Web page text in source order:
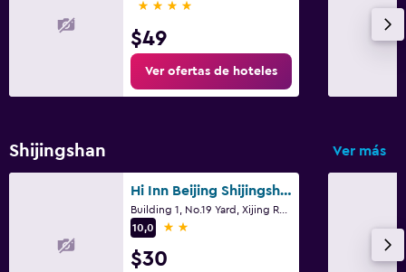
4 estrellas
$49
Ver ofertas de hoteles
Shijingshan Ver más
Hi Inn Beijing Shijingshan Pingguo Yuan Metro Station
10,0
2 estrellas
$30